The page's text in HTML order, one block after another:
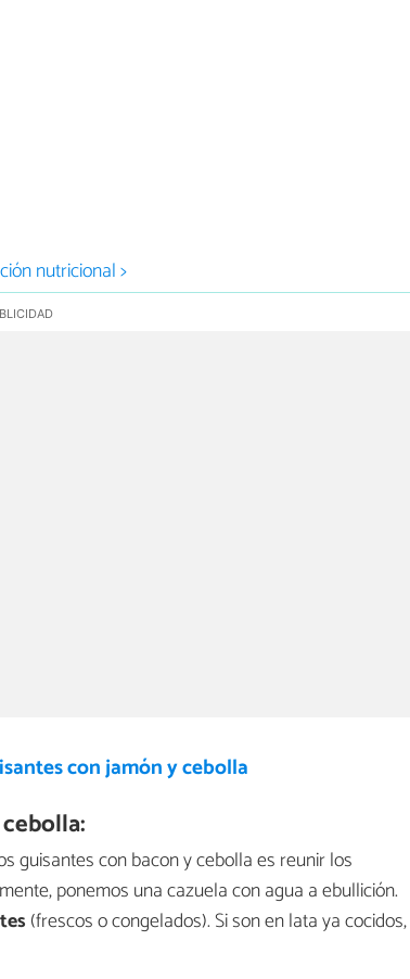
nutricional >
con jamón y cebolla
guisantes con bacon y cebolla es reunir los
ponemos una cazuela con agua a ebullición.
(frescos o congelados). Si son en lata ya cocidos,